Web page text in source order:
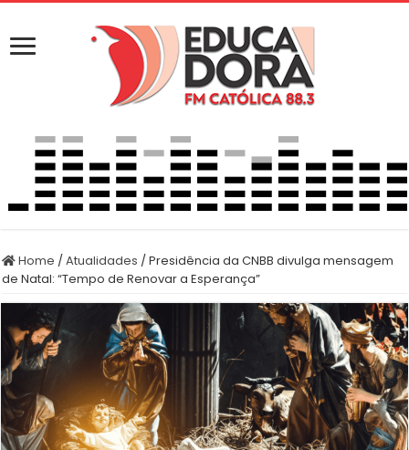
Home /Atualidades /Presidência da CNBB divulga mensagem
de Natal: “Tempo de Renovar a Esperança”